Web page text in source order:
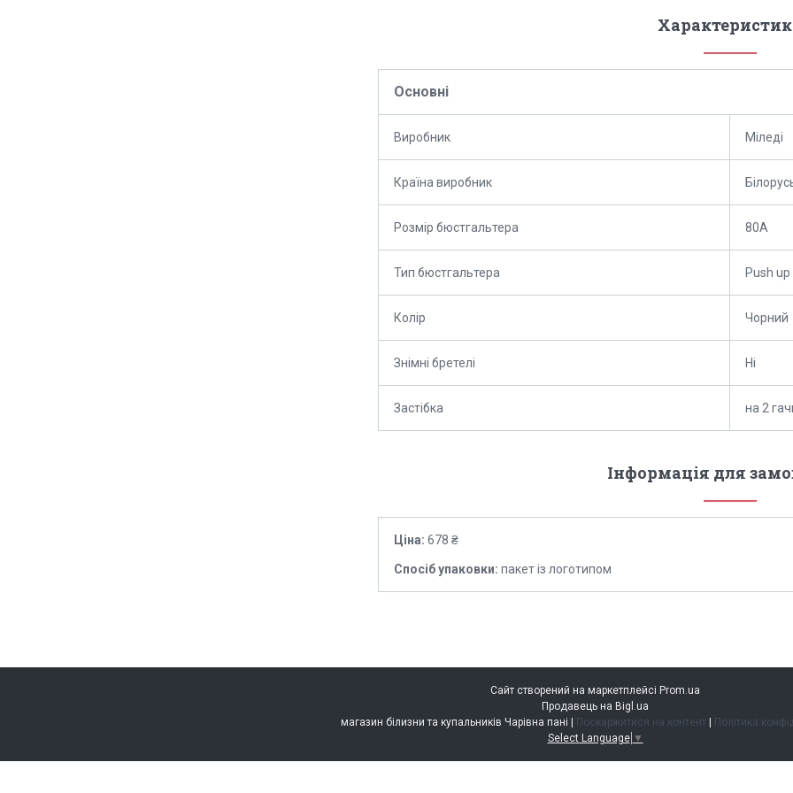
Основні
Виробник Міледі
Країна виробник
Розмір бюстгальтера 80A
Тип бюстгальтера Push up
Колір Чорний
Знімні бретелі Ні
Застібка на 2
Інформація для
Ціна: 678 ₴
Спосіб упаковки: пакет із логотипом
Сайт створений на маркетплейсі Prom.ua
Продавець на Bigl.ua
магазин білизни та купальників Чарівна пані | Поскаржитися на контент | Політика
Select Language ▼